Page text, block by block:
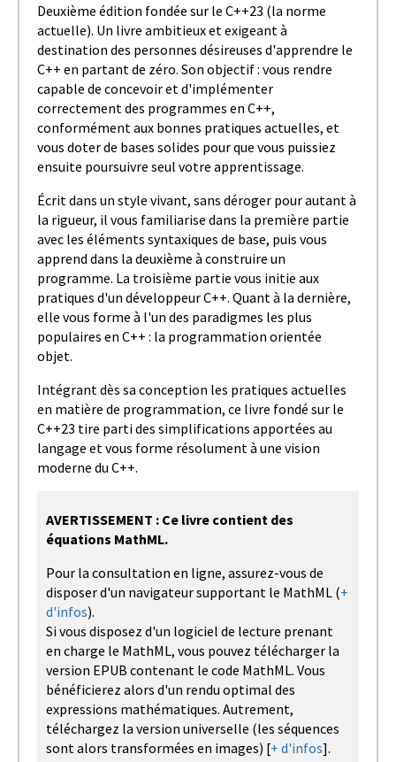
Deuxième édition fondée sur le C++23 (la norme
actuelle). Un livre ambitieux et exigeant à
destination des personnes désireuses d'apprendre le
C++ en partant de zéro. Son objectif : vous rendre
capable de concevoir et d'implémenter
correctement des programmes en C++,
conformément aux bonnes pratiques actuelles, et
vous doter de bases solides pour que vous puissiez
ensuite poursuivre seul votre apprentissage.
Écrit dans un style vivant, sans déroger pour autant à
la rigueur, il vous familiarise dans la première partie
avec les éléments syntaxiques de base, puis vous
apprend dans la deuxième à construire un
programme. La troisième partie vous initie aux
pratiques d'un développeur C++. Quant à la dernière,
elle vous forme à l'un des paradigmes les plus
populaires en C++ : la programmation orientée
objet.
Intégrant dès sa conception les pratiques actuelles
en matière de programmation, ce livre fondé sur le
C++23 tire parti des simplifications apportées au
langage et vous forme résolument à une vision
moderne du C++.
AVERTISSEMENT : Ce livre contient des
équations MathML.
Pour la consultation en ligne, assurez-vous de
disposer d'un navigateur supportant le MathML (+
d'infos).
Si vous disposez d'un logiciel de lecture prenant
en charge le MathML, vous pouvez télécharger la
version EPUB contenant le code MathML. Vous
bénéficierez alors d'un rendu optimal des
expressions mathématiques. Autrement,
téléchargez la version universelle (les séquences
sont alors transformées en images) [+ d'infos].